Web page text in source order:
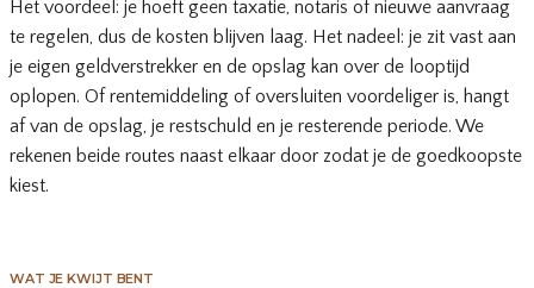
Het voordeel: je hoeft geen taxatie, notaris of nieuwe aanvraag
te regelen, dus de kosten blijven laag. Het nadeel: je zit vast aan
je eigen geldverstrekker en de opslag kan over de looptijd
oplopen. Of rentemiddeling of oversluiten voordeliger is, hangt
af van de opslag, je restschuld en je resterende periode. We
rekenen beide routes naast elkaar door zodat je de goedkoopste
kiest.
WAT JE KWIJT BENT